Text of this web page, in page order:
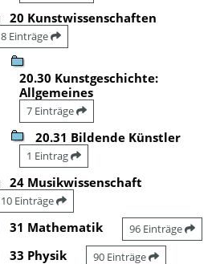
20 Kunstwissenschaften
8 Einträge
20.30 Kunstgeschichte:
Allgemeines
7 Einträge
20.31 Bildende Künstler
1 Eintrag
24 Musikwissenschaft
10 Einträge
31 Mathematik 96 Einträge
33 Physik 90 Einträge